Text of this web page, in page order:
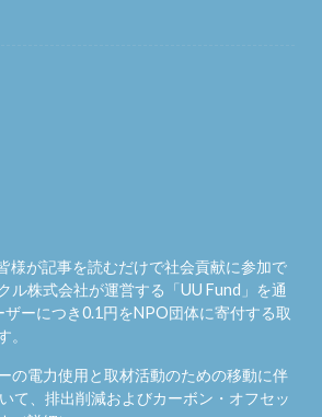
様が記事を読むだけで社会貢献に参加で
ル株式会社が運営する「UU Fund 」を通
ザーにつき0.1円をNPO団体に寄付する取
。
の電力使用と取材活動のための移動に伴
て、排出削減およびカーボン・オフセッ